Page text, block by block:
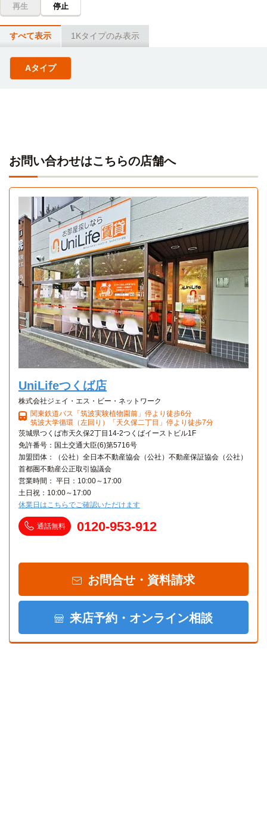
Aタイプ
1K 24.7㎡〜24.7㎡
再生 停止
すべて表示 1Kタイプのみ表示
Aタイプ
お問い合わせはこちらの店舗へ
UniLifeつくば店
株式会社ジェイ・エス・ビー・ネットワーク
関東鉄道バス「筑波実験植物園前」停より徒歩6分
筑波大学循環（左回り）「天久保二丁目」停より徒歩7分
茨城県つくば市天久保2丁目14-2つくばイーストビル1F
免許番号：国土交通大臣(6)第5716号
加盟団体：（公社）全日本不動産協会（公社）不動産保証協会（公社）
首都圏不動産公正取引協議会
営業時間： 平日：10:00～17:00
土日祝：10:00～17:00
休業日はこちらでご確認いただけます
通話無料 0120-953-912
お問合せ・資料請求
来店予約・オンライン相談